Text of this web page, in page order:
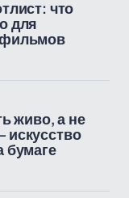
что
для
живо, а не
искусство
бумаге